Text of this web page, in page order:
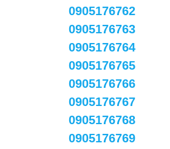
0905176762
0905176763
0905176764
0905176765
0905176766
0905176767
0905176768
0905176769